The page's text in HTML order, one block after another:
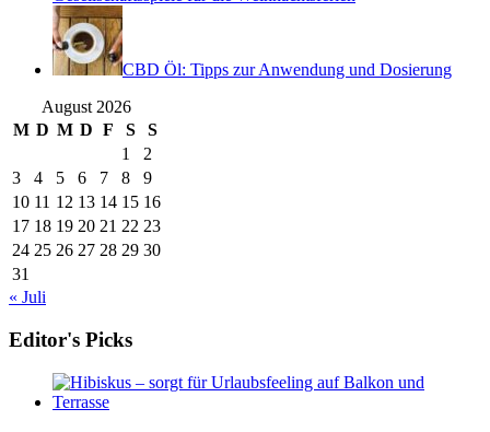
CBD Öl: Tipps zur Anwendung und Dosierung
August 2026
M D M D F S
S
1
2
3
4 5 6 7 8
9
10 11 12 13 14 15 16
17 18 19 20 21 22 23
24 25 26 27 28 29 30
31
« Juli
Editor's Picks